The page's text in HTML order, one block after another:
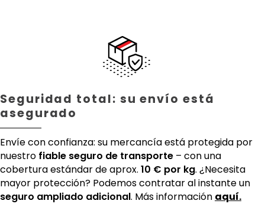
Seguridad total: su envío está
asegurado
Envíe con confianza: su mercancía está protegida por
nuestro fiable seguro de transporte – con una
cobertura estándar de aprox. 10 € por kg. ¿Necesita
mayor protección? Podemos contratar al instante un
seguro ampliado adicional. Más información aquí.